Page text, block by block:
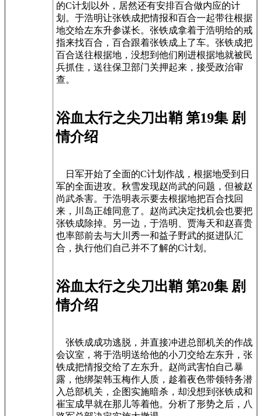
的C计划以外，居然还有安排百合做内应的计
划。于浩明让张铁成把情报和百合一起带往根据
地交给左东升参谋长。张铁成拿着于浩明给的戒
指来找百合，百合跟着张铁成上了车。张铁成把
百合送往根据地，没想到他们刚进根据地就被民
兵抓住，送往保卫部门关押起来，接受政治审
查。
浴血太行之尖刀出鞘 第19集 剧
情介绍
日军开始了全面的C计划作战，根据地受到日
军的全面进攻。秋雪发现赵尚武的问题，但被赵
尚武杀害。于浩明表示要去根据地把百合找回
来，川岛正雄同意了。赵尚武决定找机会也要把
张铁成除掉。另一边，于浩明、贾海天和赵喜贵
也率部前去与大川秀一和益子野武的挺进队汇
合，执行他们自己并不了解的C计划。
浴血太行之尖刀出鞘 第20集 剧
情介绍
张铁成成功逃脱，并直接冲进总部机关的作战
会议室，将于浩明送给他的小刀交给左东升，张
铁成把情报交给了左东升。赵尚武害怕自己暴
露，他绑架韩玉梅作人质，趁着夜色带领特务潜
入总部机关，企图实施暗杀，却没想到张铁成和
崔宝成早就在那儿等着他。分析了形势之后，八